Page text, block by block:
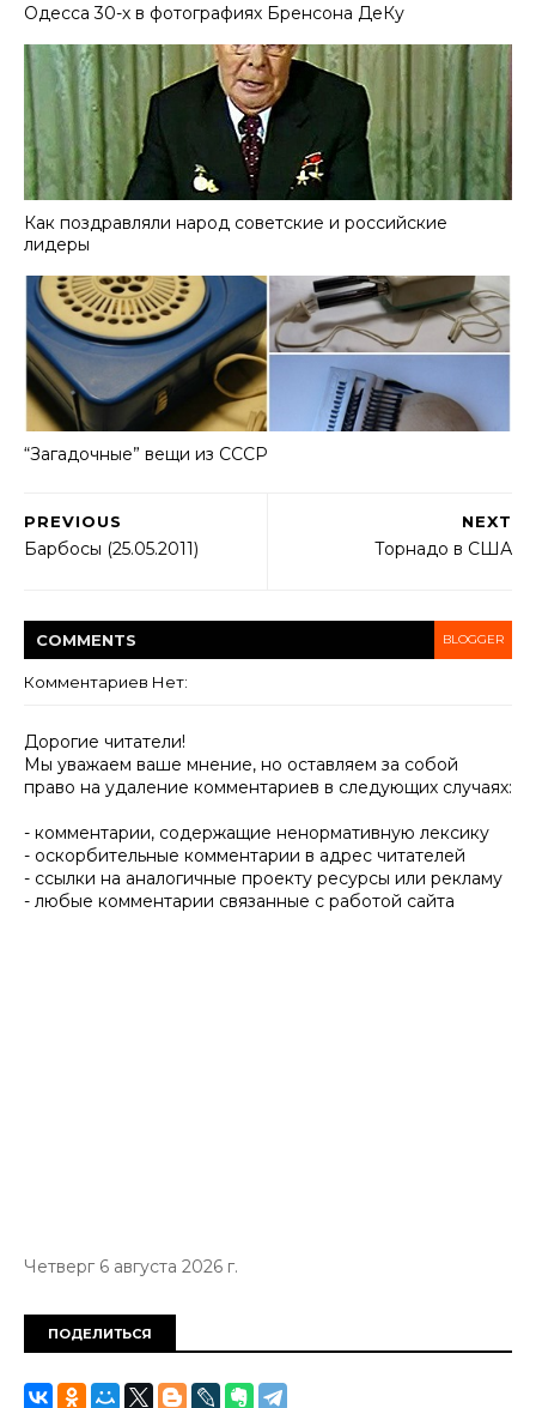
Одесса 30-х в фотографиях Бренсона ДеКу
Как поздравляли народ советские и российские
лидеры
“Загадочные” вещи из СССР
NEXT
Торнадо в США
PREVIOUS
Барбосы (25.05.2011)
COMMENTS BLOGGER
Комментариев Нет:
Дорогие читатели!
Мы уважаем ваше мнение, но оставляем за собой
право на удаление комментариев в следующих случаях:
- комментарии, содержащие ненормативную лексику
- оскорбительные комментарии в адрес читателей
- ссылки на аналогичные проекту ресурсы или рекламу
- любые комментарии связанные с работой сайта
Четверг 6 августа 2026 г.
ПОДЕЛИТЬСЯ